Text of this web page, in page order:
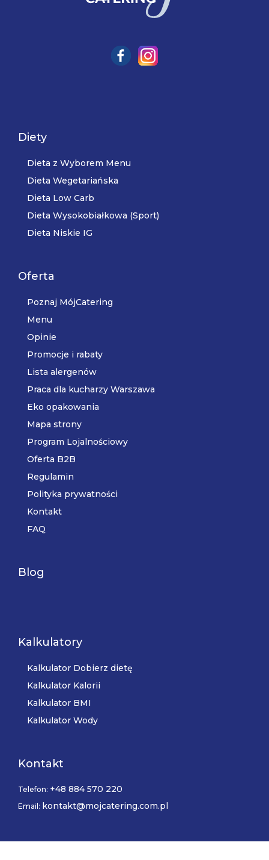
Diety
Dieta z Wyborem Menu
Dieta Wegetariańska
Dieta Low Carb
Dieta Wysokobiałkowa (Sport)
Dieta Niskie IG
Oferta
Poznaj MójCatering
Menu
Opinie
Promocje i rabaty
Lista alergenów
Praca dla kucharzy Warszawa
Eko opakowania
Mapa strony
Program Lojalnościowy
Oferta B2B
Regulamin
Polityka prywatności
Kontakt
FAQ
Blog
Kalkulatory
Kalkulator Dobierz dietę
Kalkulator Kalorii
Kalkulator BMI
Kalkulator Wody
Kontakt
Telefon: +48 884 570 220
Email: kontakt@mojcatering.com.pl